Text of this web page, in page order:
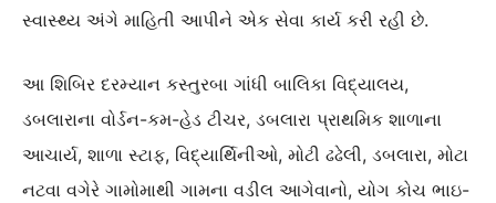
સ્વાસ્થ્ય અંગે માહિતી આપીને એક સેવા કાર્ય કરી રહી છે.
આ શિબિર દરમ્યાન કસ્તુરબા ગાંધી બાલિકા વિદ્યાલય,
ડબલારાના વોર્ડન-કમ-હેડ ટીચર, ડબલારા પ્રાથમિક શાળાના
આચાર્ય, શાળા સ્ટાફ, વિદ્યાર્થિનીઓ, મોટી ઢઢેલી, ડબલારા, મોટા
નટવા વગેરે ગામોમાથી ગામના વડીલ આગેવાનો, યોગ કોચ ભાઇ-